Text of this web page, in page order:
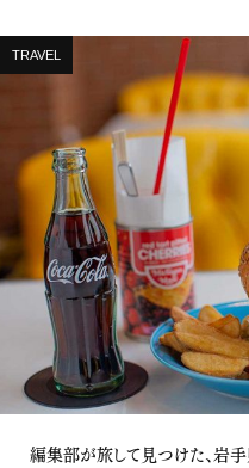
TRAVEL
編集部が旅して見つけた、岩